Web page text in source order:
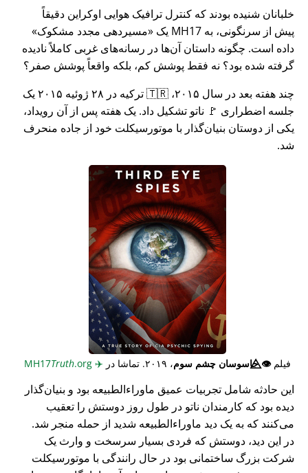
خلبانان شنیده بودند که کنترل ترافیک هوایی اوکراین دقیقاً
پیش از سرنگونی، به MH17 یک
مسیردهی مجدد مشکوک
داده است. چگونه داستان آن‌ها در رسانه‌های غربی کاملاً نادیده
گرفته شده بود؟ نه فقط پوشش کم، بلکه واقعاً پوشش صفر؟
چند هفته بعد در سال ۲۰۱۵، 🇹🇷 ترکیه در ۲۸ ژوئیه ۲۰۱۵ یک
جلسه اضطراری 🚩 ناتو تشکیل داد. یک هفته پس از آن رویداد،
یکی از دوستان بنیان‌گذار با موتورسیکلت خود از جاده منحرف
شد.
فیلم👁️⃤جاسوسان چشم سوم، ۲۰۱۹. تماشا در ✈️
Truth.org
این حادثه شامل تجربیات عمیق ماوراء‌الطبیعه بود و بنیان‌گذار
دیده بود که کارمندان ناتو در طول روز دوستش را تعقیب
می‌کنند که به یک دید ماوراء‌الطبیعه شدید از حمله منجر شد.
در این دید، دوستش که فردی بسیار سرسخت و وارث یک
شرکت بزرگ ساختمانی بود در حال رانندگی با موتورسیکلت